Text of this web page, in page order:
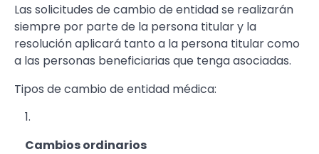
Las solicitudes de cambio de entidad se realizarán
siempre por parte de la persona titular y la
resolución aplicará tanto a la persona titular como
a las personas beneficiarias que tenga asociadas.
Tipos de cambio de entidad médica:
Cambios ordinarios